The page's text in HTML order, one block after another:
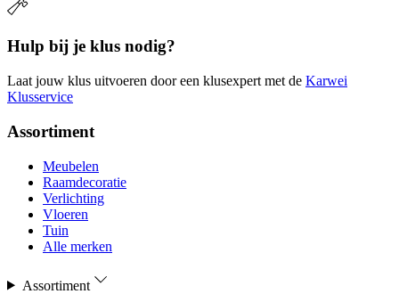
Hulp bij je klus nodig?
Laat jouw klus uitvoeren door een klusexpert met de Karwei
Klusservice
Assortiment
Meubelen
Raamdecoratie
Verlichting
Vloeren
Tuin
Alle merken
Assortiment